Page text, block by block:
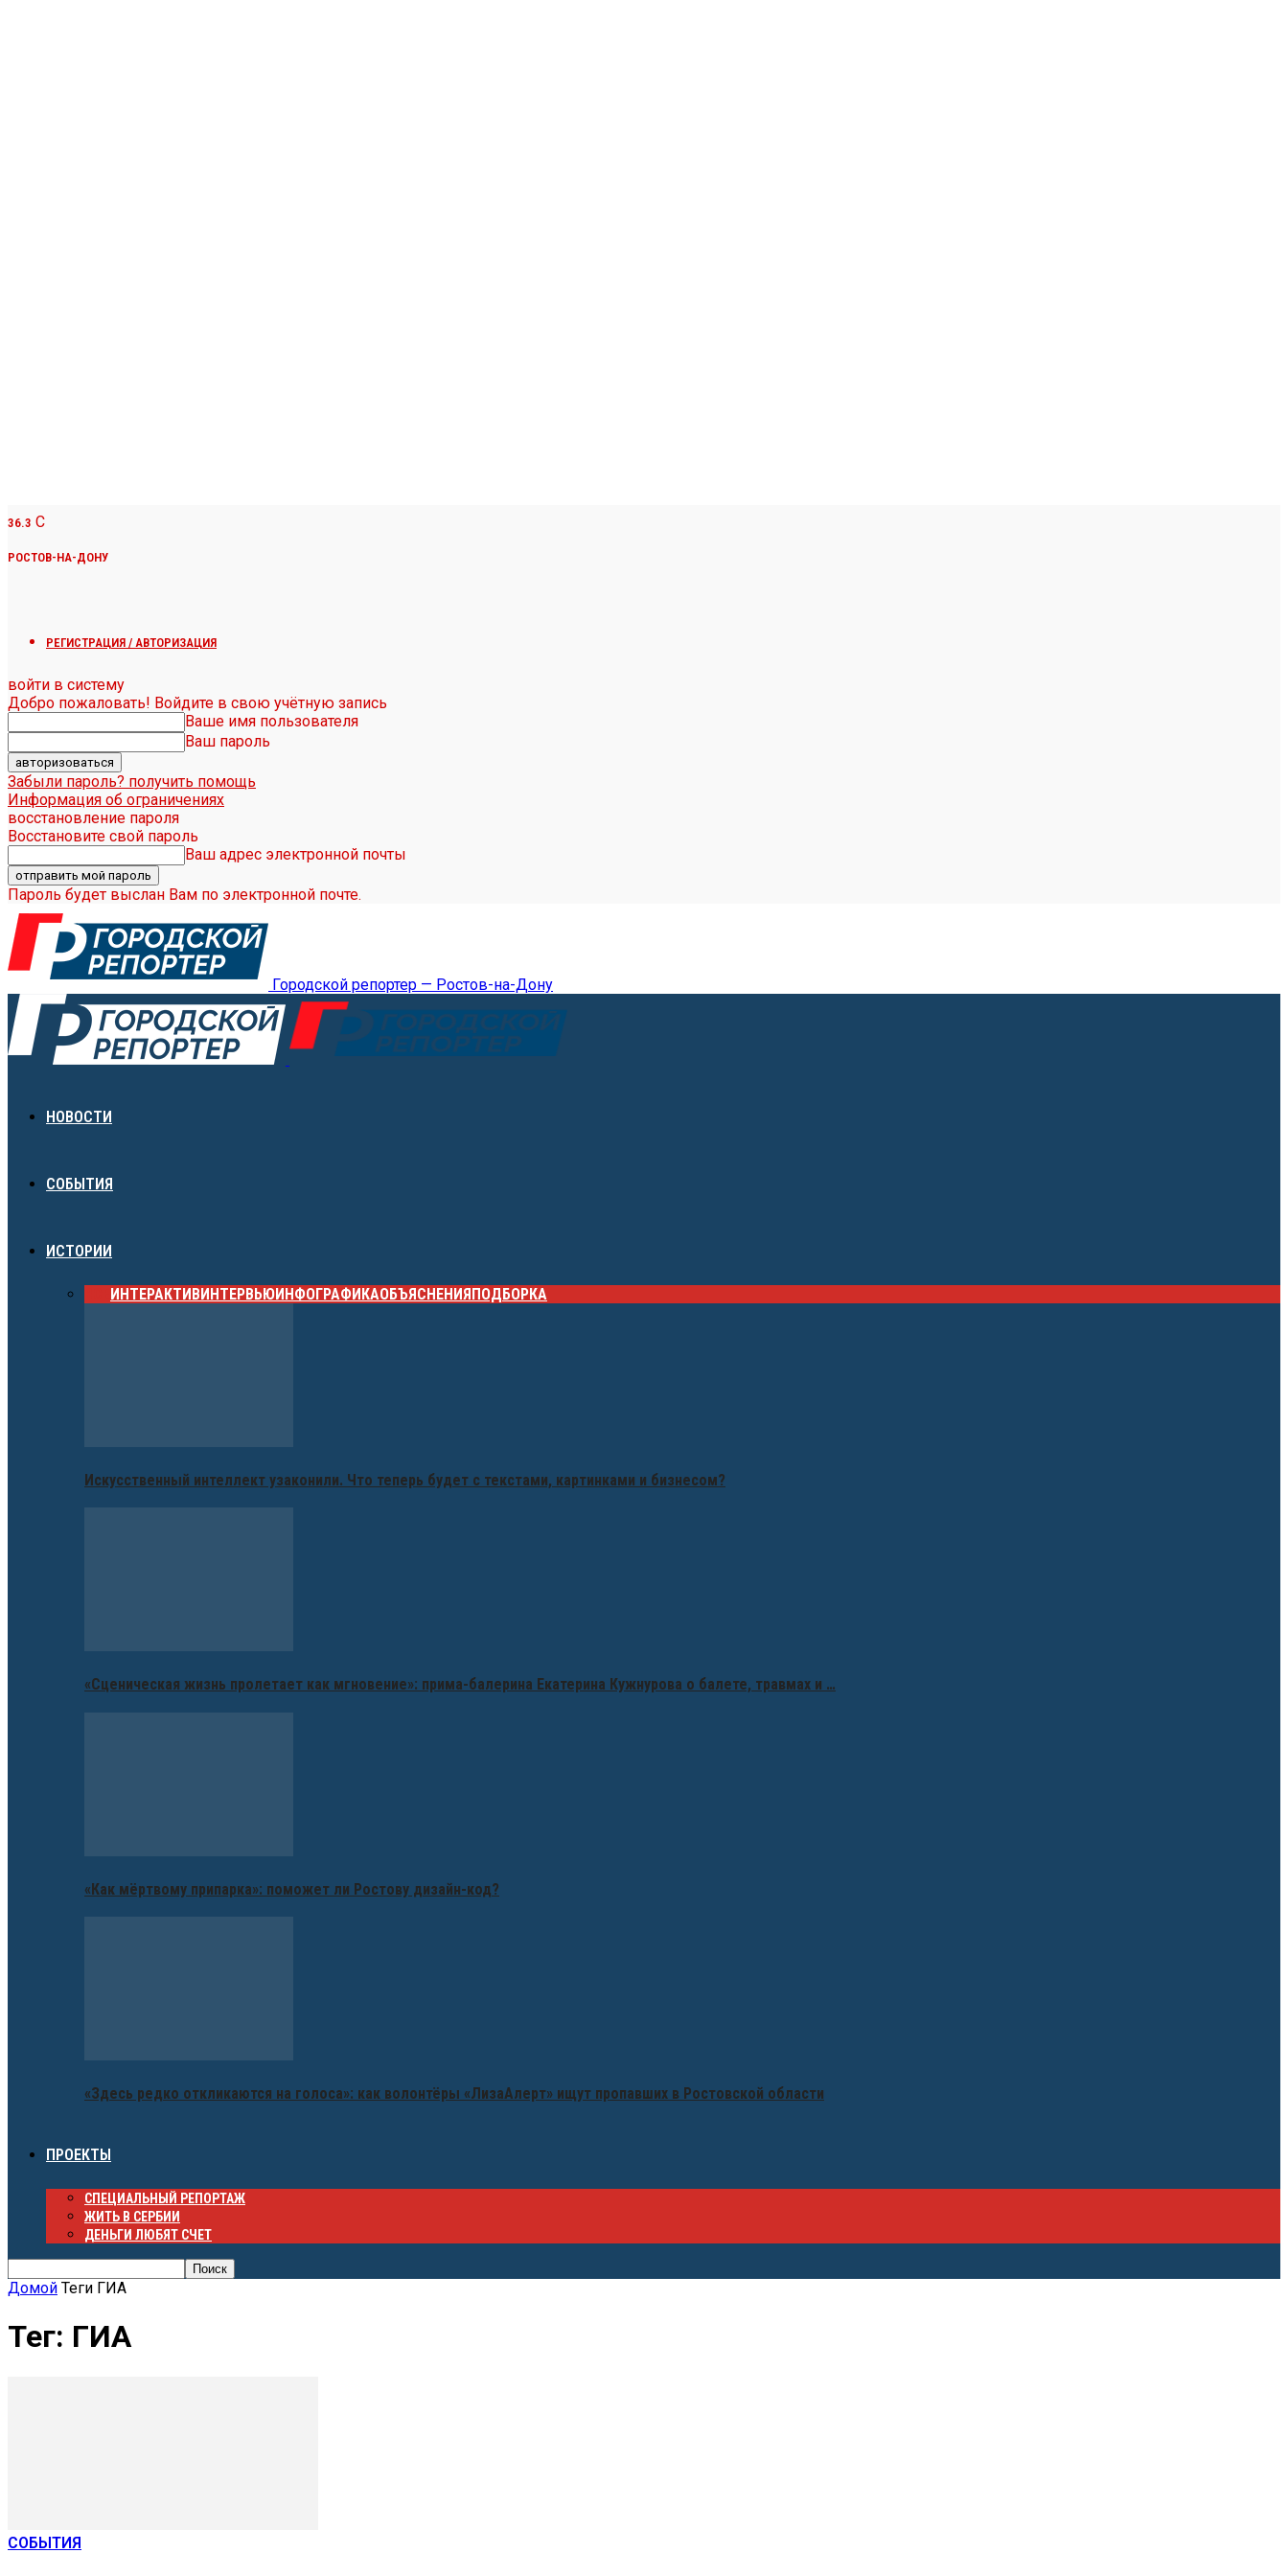
36.3 C
РОСТОВ-НА-ДОНУ
РЕГИСТРАЦИЯ / АВТОРИЗАЦИЯ
войти в систему
Добро пожаловать! Войдите в свою учётную запись
Ваше имя пользователя
Ваш пароль
Забыли пароль? получить помощь
Информация об ограничениях
восстановление пароля
Восстановите свой пароль
Ваш адрес электронной почты
Пароль будет выслан Вам по электронной почте.
Городской репортер — Ростов-на-Дону
НОВОСТИ
СОБЫТИЯ
ИСТОРИИ
ИНТЕРАКТИВИНТЕРВЬЮИНФОГРАФИКАОБЪЯСНЕНИЯПОДБОРКА
Искусственный интеллект узаконили. Что теперь будет с текстами, картинками и бизнесом?
«Сценическая жизнь пролетает как мгновение»: прима-балерина Екатерина Кужнурова о балете, травмах и …
«Как мёртвому припарка»: поможет ли Ростову дизайн-код?
«Здесь редко откликаются на голоса»: как волонтёры «ЛизаАлерт» ищут пропавших в Ростовской области
ПРОЕКТЫ
СПЕЦИАЛЬНЫЙ РЕПОРТАЖ
ЖИТЬ В СЕРБИИ
ДЕНЬГИ ЛЮБЯТ СЧЕТ
Домой Теги ГИА
Тег: ГИА
СОБЫТИЯ